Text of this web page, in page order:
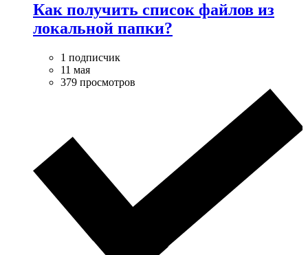
Как получить список файлов из
локальной папки?
1 подписчик
11 мая
379 просмотров